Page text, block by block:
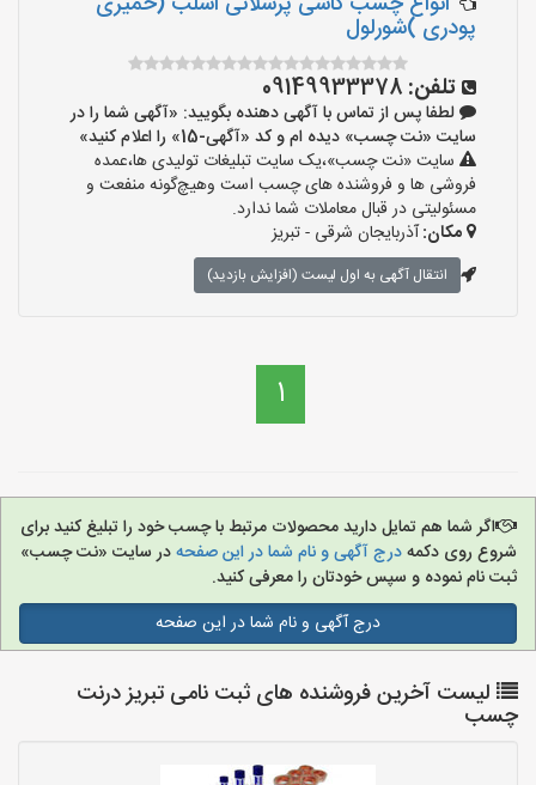
پودری )شورلول
تلفن: 09149933378
لطفا پس از تماس با آگهی دهنده بگویید: «آگهی شما را در
سایت «نت چسب» دیده ام و کد «آگهی-15» را اعلام کنید»
سایت «نت چسب»،یک سایت تبلیغات تولیدی ها،عمده
فروشی ها و فروشنده های چسب است وهیچ‌گونه منفعت و
مسئولیتی در قبال معاملات شما ندارد.
مکان:آذربایجان شرقی - تبریز
انتقال آگهی به اول لیست (افزایش بازدید)
1
اگر شما هم تمایل دارید محصولات مرتبط با چسب خود را تبلیغ کنید برای
شروع روی دکمهدرج آگهی و نام شما در این صفحهدر سایت «نت چسب»
ثبت نام نموده و سپس خودتان را معرفی کنید.
درج آگهی و نام شما در این صفحه
لیست آخرین فروشنده های ثبت نامی تبریز درنت
چسب